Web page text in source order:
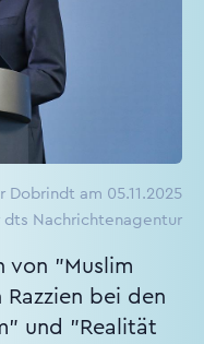
Dobrindt am 05.11.2025
dts Nachrichtenagentur
von "Muslim
bei den
und "Realität